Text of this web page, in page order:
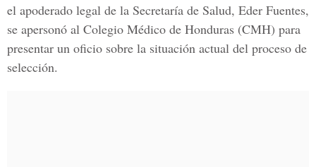
el apoderado legal de la Secretaría de Salud, Eder Fuentes,
se apersonó al Colegio Médico de Honduras (CMH) para
presentar un oficio sobre la situación actual del proceso de
selección.